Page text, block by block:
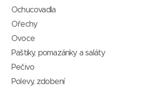
Ochucovadla
Ořechy
Ovoce
Paštiky, pomazánky a saláty
Pečivo
Polevy, zdobení